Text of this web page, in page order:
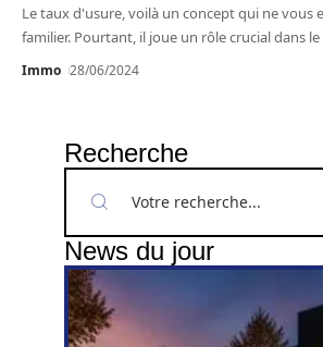
Le taux d'usure, voilà un concept qui ne vous
familier. Pourtant, il joue un rôle crucial dans
Immo 28/06/2024
Recherche
News du jour